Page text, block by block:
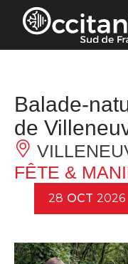
Panneau de gestion
Balade-
de
FÊTE &
28 OCT 2026